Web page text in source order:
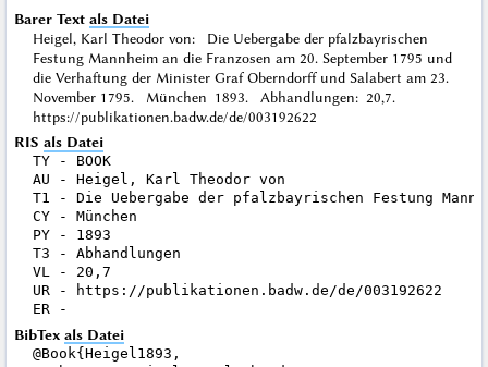
Barer Text als Datei
Heigel, Karl Theodor von: Die Uebergabe der pfalzbayrischen
Festung Mannheim an die Franzosen am 20. September 1795 und
die Verhaftung der Minister Graf Oberndorff und Salabert am 23.
November 1795. München 1893. Abhandlungen: 20,7.
https://publikationen.badw.de/de/003192622
RIS als Datei
TY - BOOK
AU - Heigel, Karl Theodor von
T1 - Die Uebergabe der pfalzbayrischen Festung
CY - München
PY - 1893
T3 - Abhandlungen
VL - 20,7
UR - https://publikationen.badw.de/de/003192622
BibTex als Datei
@Book{Heigel1893,